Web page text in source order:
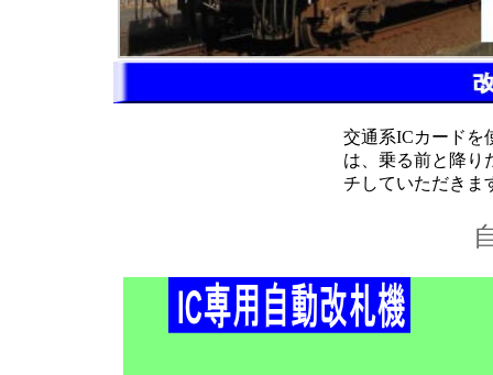
交通系ICカードを
は、乗る前と降り
チしていただきま